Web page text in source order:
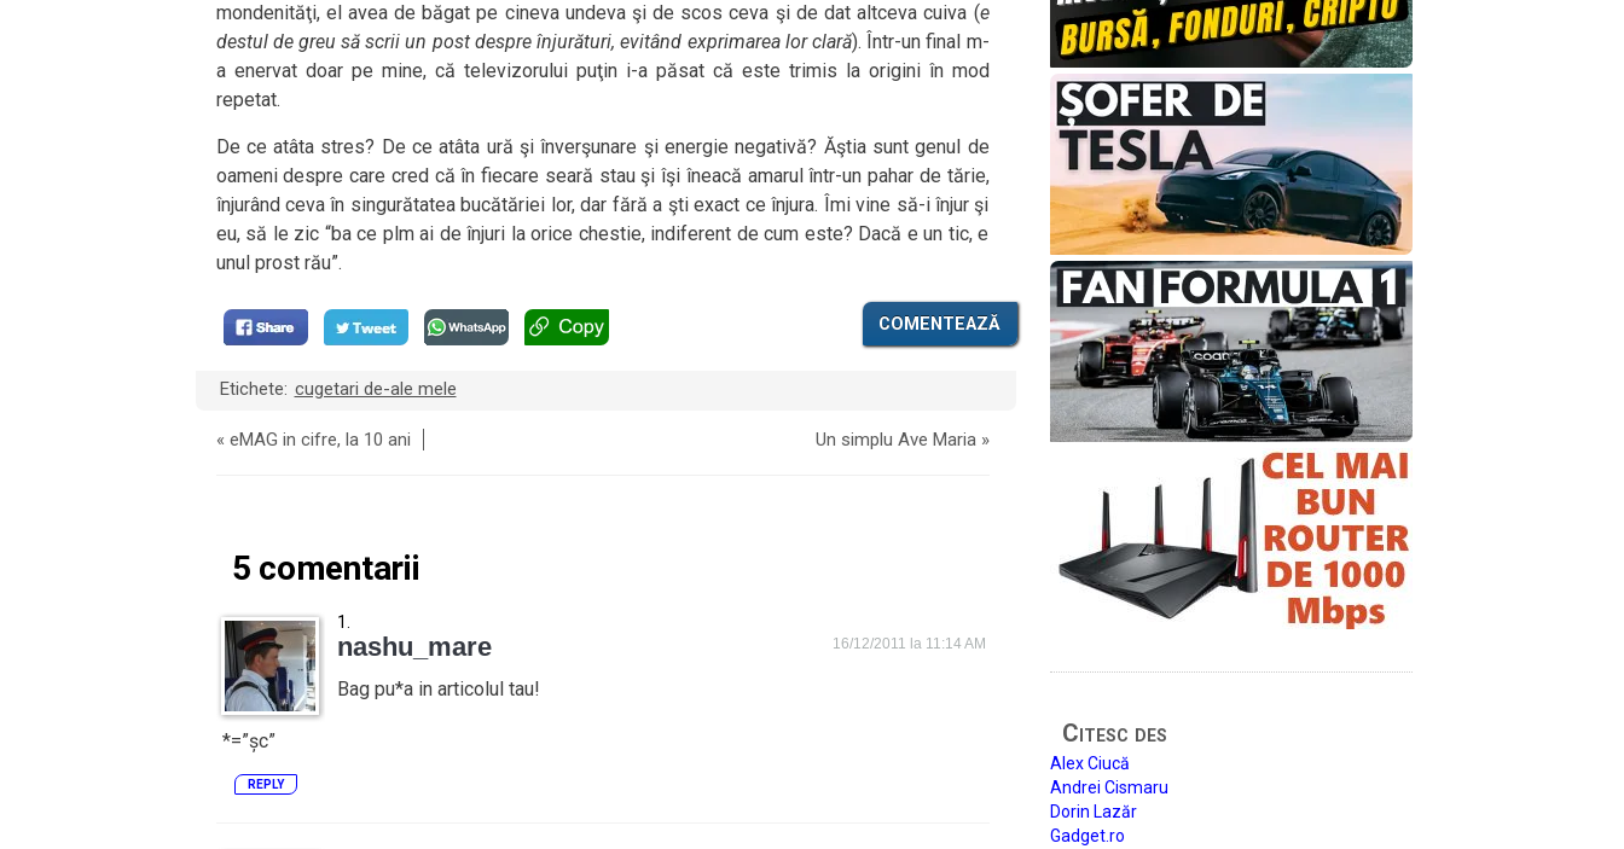
mondenităţi, el avea de băgat pe cineva undeva şi de scos ceva şi de dat altceva cuiva (e
destul de greu să scrii un post despre înjurături, evitând exprimarea lor clară). Într-un final m-
a enervat doar pe mine, că televizorului puţin i-a păsat că este trimis la origini în mod
repetat.
De ce atâta stres? De ce atâta ură şi înverşunare şi energie negativă? Ăştia sunt genul de
oameni despre care cred că în fiecare seară stau şi îşi îneacă amarul într-un pahar de tărie,
înjurând ceva în singurătatea bucătăriei lor, dar fără a şti exact ce înjura. Îmi vine să-i înjur şi
eu, să le zic “ba ce plm ai de înjuri la orice chestie, indiferent de cum este? Dacă e un tic, e
unul prost rău”.
COMENTEAZĂ
Etichete: cugetari de-ale mele
« eMAG in cifre, la 10 ani Un simplu Ave Maria»
5 comentarii
nashu_mare 16/12/2011 la 11:14 AM
Bag pu*a in articolul tau!
*=”șc”
REPLY
Citesc des
Alex Ciucă
Andrei Cismaru
Dorin Lazăr
Gadget.ro